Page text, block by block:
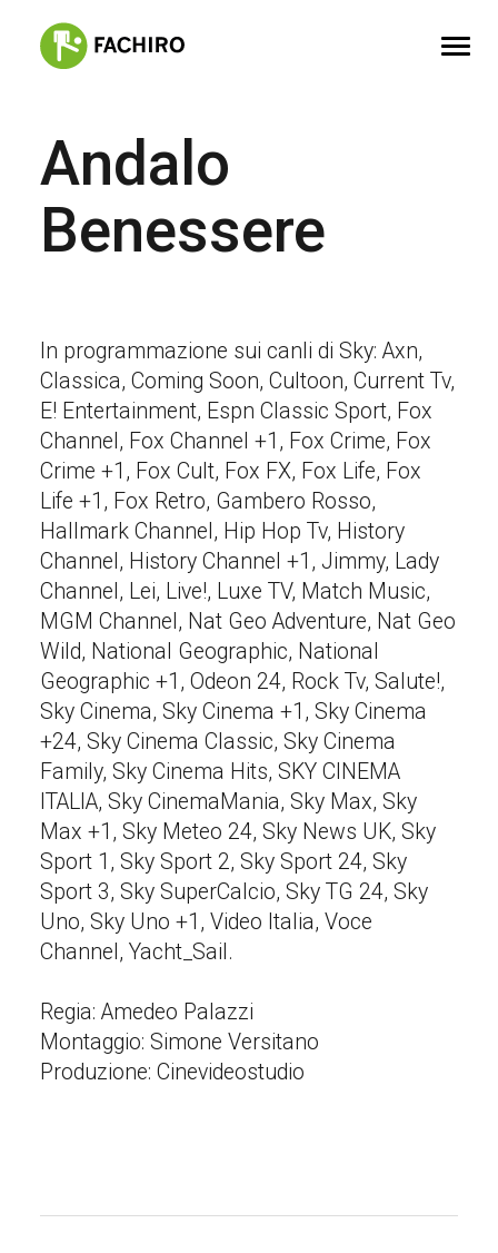
FACHIRO
PORTFOLIO
Andalo
Benessere
In programmazione sui canli di Sky: Axn,
Classica, Coming Soon, Cultoon, Current Tv,
E! Entertainment, Espn Classic Sport, Fox
Channel, Fox Channel +1, Fox Crime, Fox
Crime +1, Fox Cult, Fox FX, Fox Life, Fox
Life +1, Fox Retro, Gambero Rosso,
Hallmark Channel, Hip Hop Tv, History
Channel, History Channel +1, Jimmy, Lady
Channel, Lei, Live!, Luxe TV, Match Music,
MGM Channel, Nat Geo Adventure, Nat Geo
Wild, National Geographic, National
Geographic +1, Odeon 24, Rock Tv, Salute!,
Sky Cinema, Sky Cinema +1, Sky Cinema
+24, Sky Cinema Classic, Sky Cinema
Family, Sky Cinema Hits, SKY CINEMA
ITALIA, Sky CinemaMania, Sky Max, Sky
Max +1, Sky Meteo 24, Sky News UK, Sky
Sport 1, Sky Sport 2, Sky Sport 24, Sky
Sport 3, Sky SuperCalcio, Sky TG 24, Sky
Uno, Sky Uno +1, Video Italia, Voce
Channel, Yacht_Sail.
Regia: Amedeo Palazzi
Montaggio: Simone Versitano
Produzione: Cinevideostudio